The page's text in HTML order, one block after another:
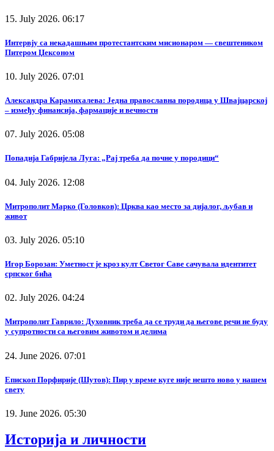
15. July 2026. 06:17
Интервју са некадашњим протестантским мисионаром — свештеником
Питером Џексоном
10. July 2026. 07:01
Александра Карамихалева: Једна православна породица у Швајцарској
– између финансија, фармације и вечности
07. July 2026. 05:08
Попадија Габријела Луга: „Рај треба да почне у породици“
04. July 2026. 12:08
Митрополит Марко (Головков): Црква као место за дијалог, љубав и
живот
03. July 2026. 05:10
Игор Борозан: Уметност је кроз култ Светог Саве сачувала идентитет
српског бића
02. July 2026. 04:24
Митрополит Гаврило: Духовник треба да се труди да његове речи не буду
у супротности са његовим животом и делима
24. June 2026. 07:01
Епископ Порфирије (Шутов): Пир у време куге није нешто ново у нашем
свету
19. June 2026. 05:30
Историја и личности